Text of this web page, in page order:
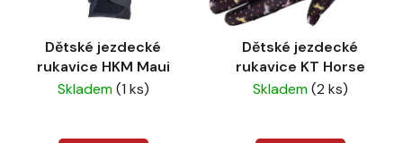
Dětské jezdecké
rukavice HKM Maui
Skladem(1 ks)
Dětské jezdecké
rukavice KT Horse
Skladem(2 ks)